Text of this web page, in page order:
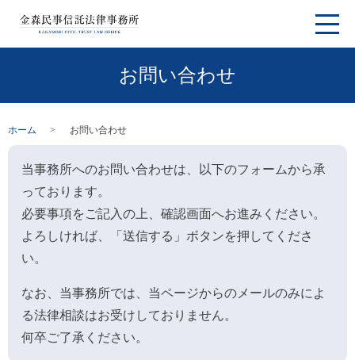
お問い合わせ
ホーム お問い合わせ
当事務所へのお問い合わせは、以下のフォームから承
っております。
必要事項をご記入の上、確認画面へお進みください。
よろしければ、「送信する」ボタンを押してくださ
い。
なお、当事務所では、当ページからのメールのみによ
る法律相談はお受けしておりません。
何卒ご了承ください。